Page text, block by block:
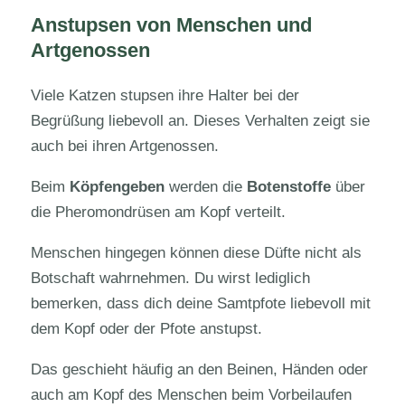
Anstupsen von Menschen und
Artgenossen
Viele Katzen stupsen ihre Halter bei der
Begrüßung liebevoll an. Dieses Verhalten zeigt sie
auch bei ihren Artgenossen.
Beim Köpfengebenwerden die Botenstoffeüber
die Pheromondrüsen am Kopf verteilt.
Menschen hingegen können diese Düfte nicht als
Botschaft wahrnehmen. Du wirst lediglich
bemerken, dass dich deine Samtpfote liebevoll mit
dem Kopf oder der Pfote anstupst.
Das geschieht häufig an den Beinen, Händen oder
auch am Kopf des Menschen beim Vorbeilaufen